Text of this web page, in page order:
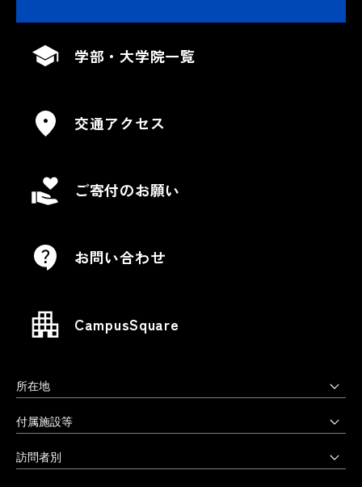
学部・大学院一覧
交通アクセス
ご寄付のお願い
お問い合わせ
CampusSquare
所在地
上野毛キャンパス
〒158-8558 東京都世田谷区上野毛3-15-34
付属施設等
多摩美術大学図書館
多摩美術大学美術館
訪問者別